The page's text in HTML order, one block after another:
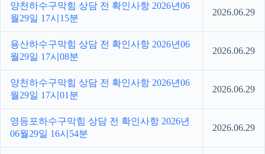
양천하수구막힘 상담 전 확인사항 2026년06
월29일 17시15분
2026.06.29
용산하수구막힘 상담 전 확인사항 2026년06
월29일 17시08분
2026.06.29
양천하수구막힘 상담 전 확인사항 2026년06
월29일 17시01분
2026.06.29
영등포하수구막힘 상담 전 확인사항 2026년
06월29일 16시54분
2026.06.29